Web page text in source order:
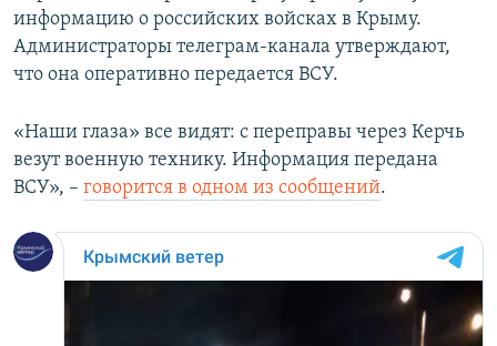
информацию о российских войсках в Крыму.
Администраторы телеграм-канала утверждают,
что она оперативно передается ВСУ.
«Наши глаза» все видят: с переправы через Керчь
везут военную технику. Информация передана
ВСУ», – говорится в одном из сообщений.